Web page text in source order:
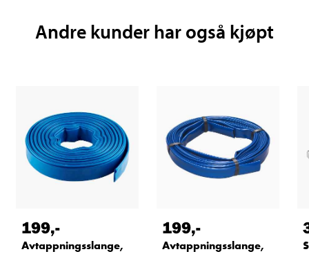
Andre kunder har også kjøpt
199,-
Avtappningsslange,
199,-
Avtappningsslange,